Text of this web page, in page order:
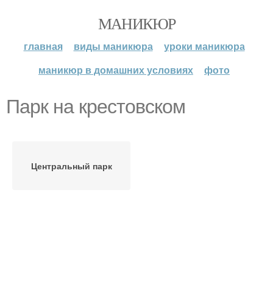
МАНИКЮР
главная виды маникюра
уроки маникюра
маникюр в домашних условиях
фото
Парк на крестовском
Центральный парк